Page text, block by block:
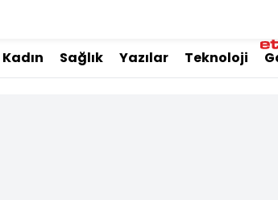
Kadın Sağlık Yazılar Teknoloji